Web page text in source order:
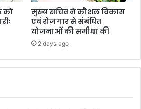
को
मुख्य सचिव ने कौशल विकास
एवं रोजगार से संबंधित
योजनाओं की समीक्षा की
2 days ago